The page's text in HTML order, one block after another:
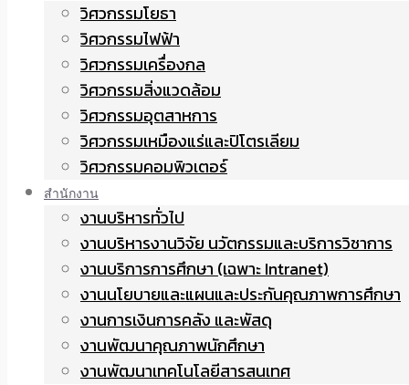
วิศวกรรมโยธา
วิศวกรรมไฟฟ้า
วิศวกรรมเครื่องกล
วิศวกรรมสิ่งแวดล้อม
วิศวกรรมอุตสาหการ
วิศวกรรมเหมืองแร่และปิโตรเลียม
วิศวกรรมคอมพิวเตอร์
สำนักงาน
งานบริหารทั่วไป
งานบริหารงานวิจัย นวัตกรรมและบริการวิชาการ
งานบริการการศึกษา (เฉพาะ Intranet)
งานนโยบายและแผนและประกันคุณภาพการศึกษา
งานการเงินการคลัง และพัสดุ
งานพัฒนาคุณภาพนักศึกษา
งานพัฒนาเทคโนโลยีสารสนเทศ